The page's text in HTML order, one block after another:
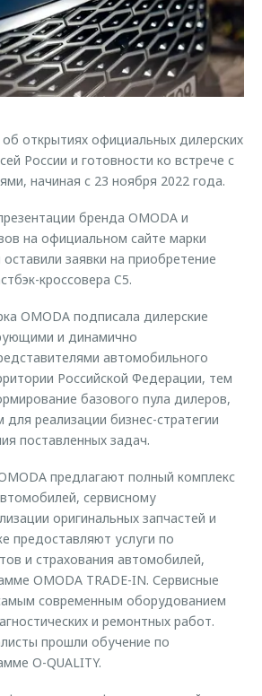
открытиях официальных дилерских
России и готовности ко встрече с
начиная с 23 ноября 2022 года.
бренда OMODA и
на официальном сайте марки
заявки на приобретение
кроссовера C5.
OMODA подписала дилерские
и динамично
автомобильного
Российской Федерации, тем
базового пула дилеров,
реализации бизнес-стратегии
поставленных задач.
предлагают полный комплекс
сервисному
оригинальных запчастей и
предоставляют услуги по
и страхования автомобилей,
OMODA TRADE-IN. Сервисные
современным оборудованием
и ремонтных работ.
прошли обучение по
O-QUALITY.